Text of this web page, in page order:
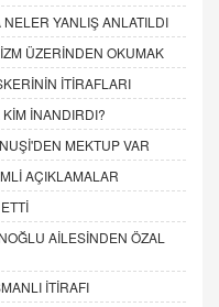
YANLIŞ ANLATILDI
ÜZERİNDEN OKUMAK
İTİRAFLARI
İNANDIRDI?
MEKTUP VAR
AÇIKLAMALAR
AİLESİNDEN ÖZAL
İTİRAFI